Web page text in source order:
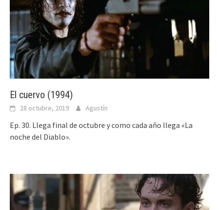
El cuervo (1994)
28 octubre, 2019 Agustín
Ep. 30. Llega final de octubre y como cada año llega «La
noche del Diablo».